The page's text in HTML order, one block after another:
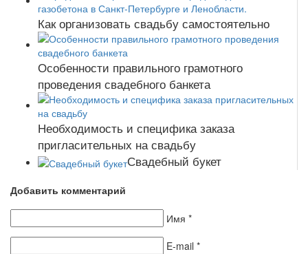
Как организовать свадьбу самостоятельно
Особенности правильного грамотного
проведения свадебного банкета
Необходимость и специфика заказа
пригласительных на свадьбу
Свадебный букет
Добавить комментарий
Имя *
E-mail *